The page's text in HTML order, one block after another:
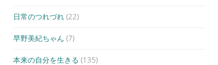
日常のつれづれ (22)
早野美紀ちゃん (7)
本来の自分を生きる (135)